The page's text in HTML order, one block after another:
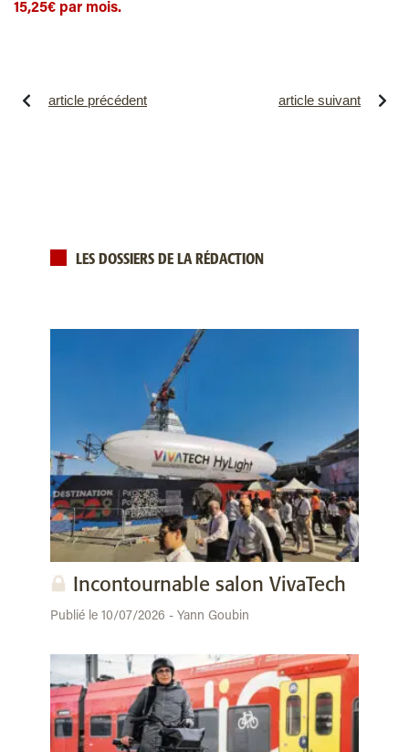
15,25€ par mois.
article précédent article suivant
LES DOSSIERS DE LA RÉDACTION
Incontournable salon VivaTech
Publié le 10/07/2026 - Yann Goubin